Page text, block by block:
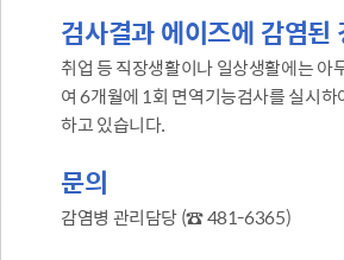
검사결과 에이즈에 감염된
취업 등 직장생활이나 일상생활에는 아
여 6개월에 1회 면역기능검사를 실시
하고 있습니다.
문의
감염병 관리담당 (☎ 481-6365)